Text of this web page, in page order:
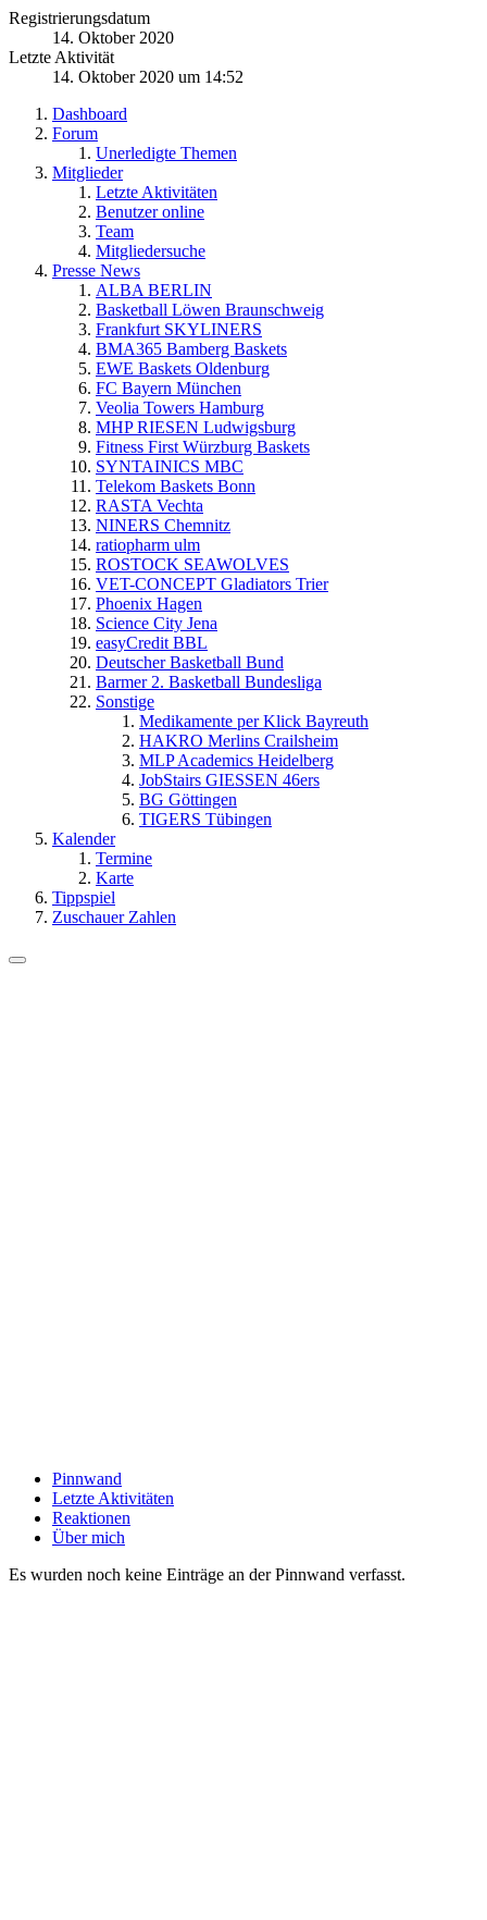
Registrierungsdatum
14. Oktober 2020
Letzte Aktivität
14. Oktober 2020 um 14:52
Dashboard
Forum
Unerledigte Themen
Mitglieder
Letzte Aktivitäten
Benutzer online
Team
Mitgliedersuche
Presse News
ALBA BERLIN
Basketball Löwen Braunschweig
Frankfurt SKYLINERS
BMA365 Bamberg Baskets
EWE Baskets Oldenburg
FC Bayern München
Veolia Towers Hamburg
MHP RIESEN Ludwigsburg
Fitness First Würzburg Baskets
SYNTAINICS MBC
Telekom Baskets Bonn
RASTA Vechta
NINERS Chemnitz
ratiopharm ulm
ROSTOCK SEAWOLVES
VET-CONCEPT Gladiators Trier
Phoenix Hagen
Science City Jena
easyCredit BBL
Deutscher Basketball Bund
Barmer 2. Basketball Bundesliga
Sonstige
Medikamente per Klick Bayreuth
HAKRO Merlins Crailsheim
MLP Academics Heidelberg
JobStairs GIESSEN 46ers
BG Göttingen
TIGERS Tübingen
Kalender
Termine
Karte
Tippspiel
Zuschauer Zahlen
Pinnwand
Letzte Aktivitäten
Reaktionen
Über mich
Es wurden noch keine Einträge an der Pinnwand verfasst.